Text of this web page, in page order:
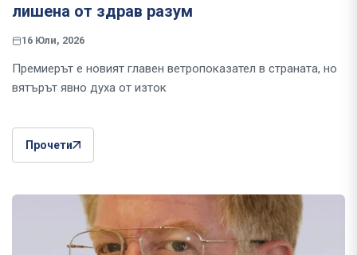
лишена от здрав разум
16 Юли, 2026
Премиерът е новият главен ветропоказател в страната, но
вятърът явно духа от изток
Прочети